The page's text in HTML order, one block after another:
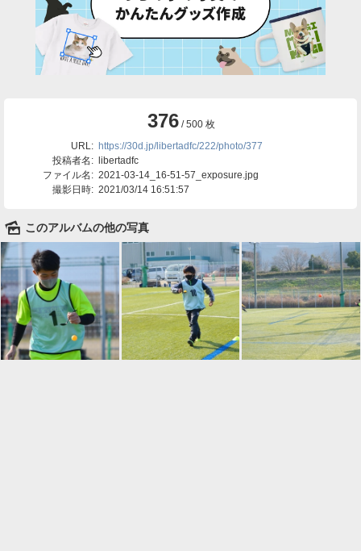
376/ 500 枚
URL: https://30d.jp/libertadfc/222/photo/377
投稿者名: libertadfc
ファイル名: 2021-03-14_16-51-57_exposure.jpg
撮影日時: 2021/03/14 16:51:57
🌄 このアルバムの他の写真